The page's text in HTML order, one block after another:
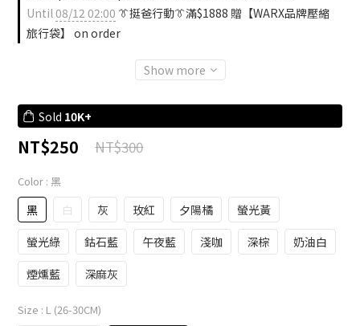
Until08/12 02:00 👔挺爸行動👔滿$1888 贈【WARX品牌壓縮
旅行袋】 on order
Show more
Sold 10K+
NT$250 NT$300
Color : 黑
黑 白 灰 玫紅 夕陽橘
螢光黃
螢光綠
鈷石藍 午夜藍 淺咖 深棕
奶油白
煙燻藍
深麻灰
Size : L (26-30CM)